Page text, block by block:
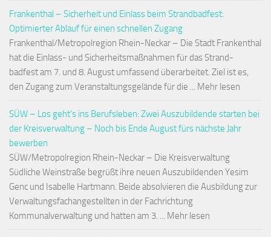
Frankenthal – Sicherheit und Einlass beim Strandbadfest:
Optimierter Ablauf für einen schnellen Zugang
Frankenthal/Metropolregion Rhein-Neckar – Die Stadt Frankenthal
hat die Einlass- und Sicherheitsmaßnahmen für das Strand-
badfest am 7. und 8. August umfassend überarbeitet. Ziel ist es,
den Zugang zum Veranstaltungsgelände für die ... Mehr lesen
SÜW – Los geht’s ins Berufsleben: Zwei Auszubildende starten bei
der Kreisverwaltung – Noch bis Ende August fürs nächste Jahr
bewerben
SÜW/Metropolregion Rhein-Neckar – Die Kreisverwaltung
Südliche Weinstraße begrüßt ihre neuen Auszubildenden Yesim
Genc und Isabelle Hartmann. Beide absolvieren die Ausbildung zur
Verwaltungsfachangestellten in der Fachrichtung
Kommunalverwaltung und hatten am 3. ... Mehr lesen